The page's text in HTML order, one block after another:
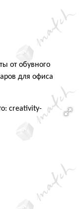
от обувного
для офиса
creativity-